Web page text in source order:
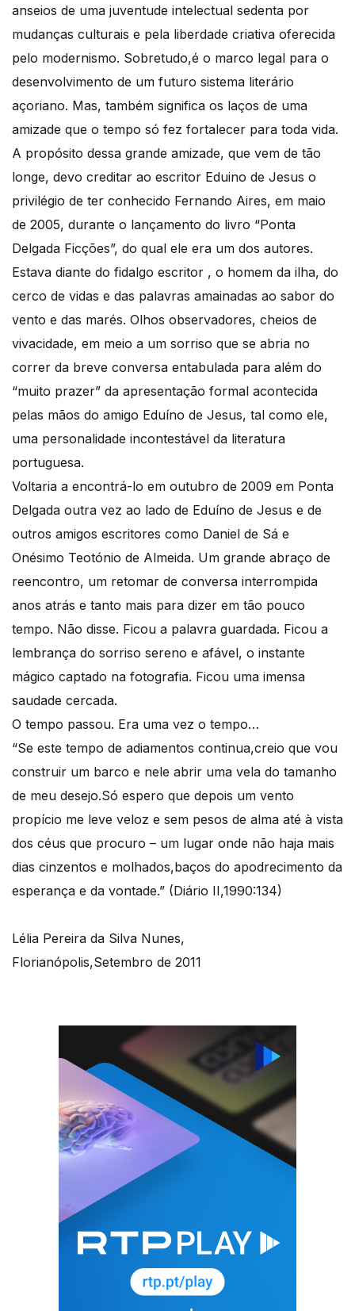
anseios de uma juventude intelectual sedenta por
mudanças culturais e pela liberdade criativa oferecida
pelo modernismo. Sobretudo,é o marco legal para o
desenvolvimento de um futuro sistema literário
açoriano. Mas, também significa os laços de uma
amizade que o tempo só fez fortalecer para toda vida.
A propósito dessa grande amizade, que vem de tão
longe, devo creditar ao escritor Eduino de Jesus o
privilégio de ter conhecido Fernando Aires, em maio
de 2005, durante o lançamento do livro “Ponta
Delgada Ficções”, do qual ele era um dos autores.
Estava diante do fidalgo escritor , o homem da ilha, do
cerco de vidas e das palavras amainadas ao sabor do
vento e das marés. Olhos observadores, cheios de
vivacidade, em meio a um sorriso que se abria no
correr da breve conversa entabulada para além do
“muito prazer” da apresentação formal acontecida
pelas mãos do amigo Eduíno de Jesus, tal como ele,
uma personalidade incontestável da literatura
portuguesa.
Voltaria a encontrá-lo em outubro de 2009 em Ponta
Delgada outra vez ao lado de Eduíno de Jesus e de
outros amigos escritores como Daniel de Sá e
Onésimo Teotónio de Almeida. Um grande abraço de
reencontro, um retomar de conversa interrompida
anos atrás e tanto mais para dizer em tão pouco
tempo. Não disse. Ficou a palavra guardada. Ficou a
lembrança do sorriso sereno e afável, o instante
mágico captado na fotografia. Ficou uma imensa
saudade cercada.
O tempo passou. Era uma vez o tempo…
“Se este tempo de adiamentos continua,creio que vou
construir um barco e nele abrir uma vela do tamanho
de meu desejo.Só espero que depois um vento
propício me leve veloz e sem pesos de alma até à vista
dos céus que procuro – um lugar onde não haja mais
dias cinzentos e molhados,baços do apodrecimento da
esperança e da vontade.” (Diário II,1990:134)
Lélia Pereira da Silva Nunes,
Florianópolis,Setembro de 2011